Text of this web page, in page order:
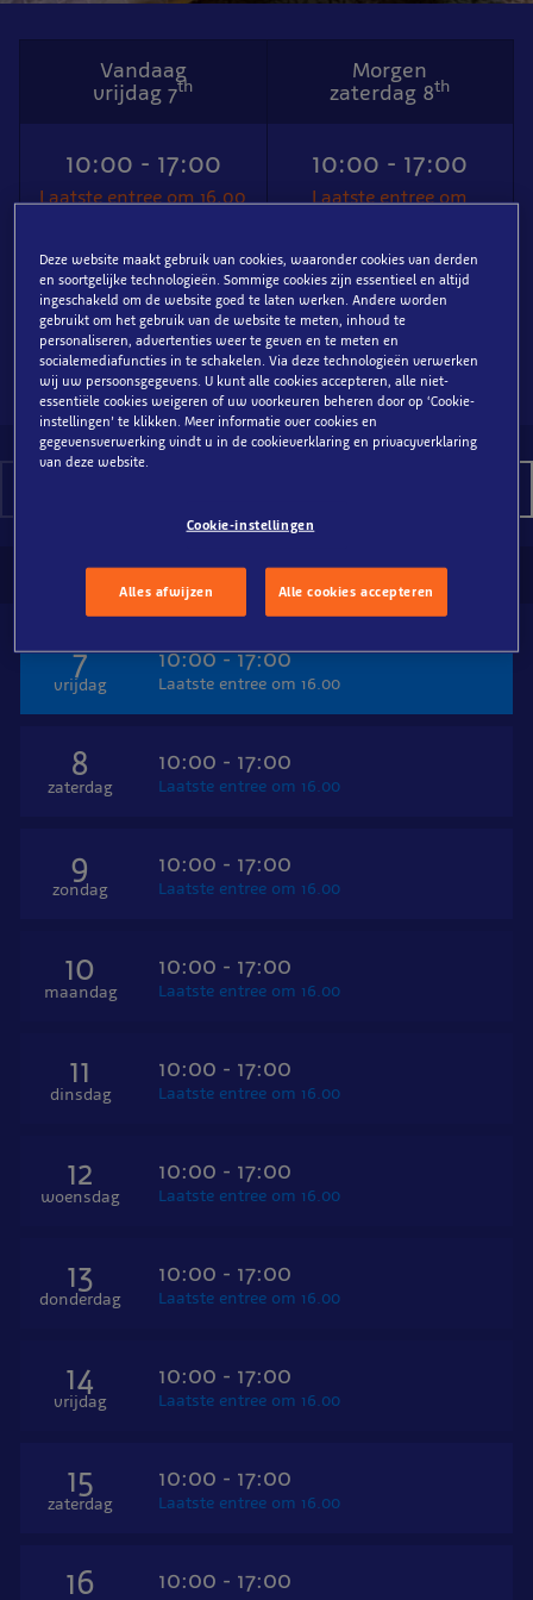
Vandaag
vrijdag 7th
10:00 - 17:00
Laatste entree om 16.00
Morgen
zaterdag 8th
10:00 - 17:00
Laatste entree om
Plan je bezoek
SEA LIFE Blankenberge
7
vrijdag
10:00 - 17:00
Laatste entree om 16.00
8
zaterdag
10:00 - 17:00
Laatste entree om 16.00
9
zondag
10:00 - 17:00
Laatste entree om 16.00
10
maandag
10:00 - 17:00
Laatste entree om 16.00
11
dinsdag
10:00 - 17:00
Laatste entree om 16.00
12
woensdag
10:00 - 17:00
Laatste entree om 16.00
13
donderdag
10:00 - 17:00
Laatste entree om 16.00
14
vrijdag
10:00 - 17:00
Laatste entree om 16.00
15
zaterdag
10:00 - 17:00
Laatste entree om 16.00
16 10:00 - 17:00
Deze website maakt gebruik van cookies, waaronder cookies van derden
en soortgelijke technologieën. Sommige cookies zijn essentieel en altijd
ingeschakeld om de website goed te laten werken. Andere worden
gebruikt om het gebruik van de website te meten, inhoud te
personaliseren, advertenties weer te geven en te meten en
socialemediafuncties in te schakelen. Via deze technologieën verwerken
wij uw persoonsgegevens. U kunt alle cookies accepteren, alle niet-
essentiële cookies weigeren of uw voorkeuren beheren door op ‘Cookie-
instellingen’ te klikken. Meer informatie over cookies en
gegevensverwerking vindt u in de cookieverklaring en privacyverklaring
van deze website.
Cookie-instellingen
Alles afwijzen Alle cookies accepteren